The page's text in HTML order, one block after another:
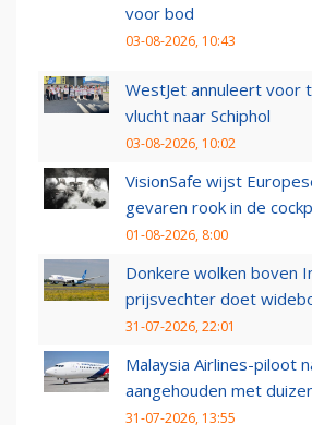
voor bod
03-08-2026, 10:43
WestJet annuleert voor
vlucht naar Schiphol
03-08-2026, 10:02
VisionSafe wijst
gevaren rook in de
01-08-2026, 8:00
Donkere wolken boven
prijsvechter doet
31-07-2026, 22:01
Malaysia Airlines-piloot
aangehouden met
31-07-2026, 13:55